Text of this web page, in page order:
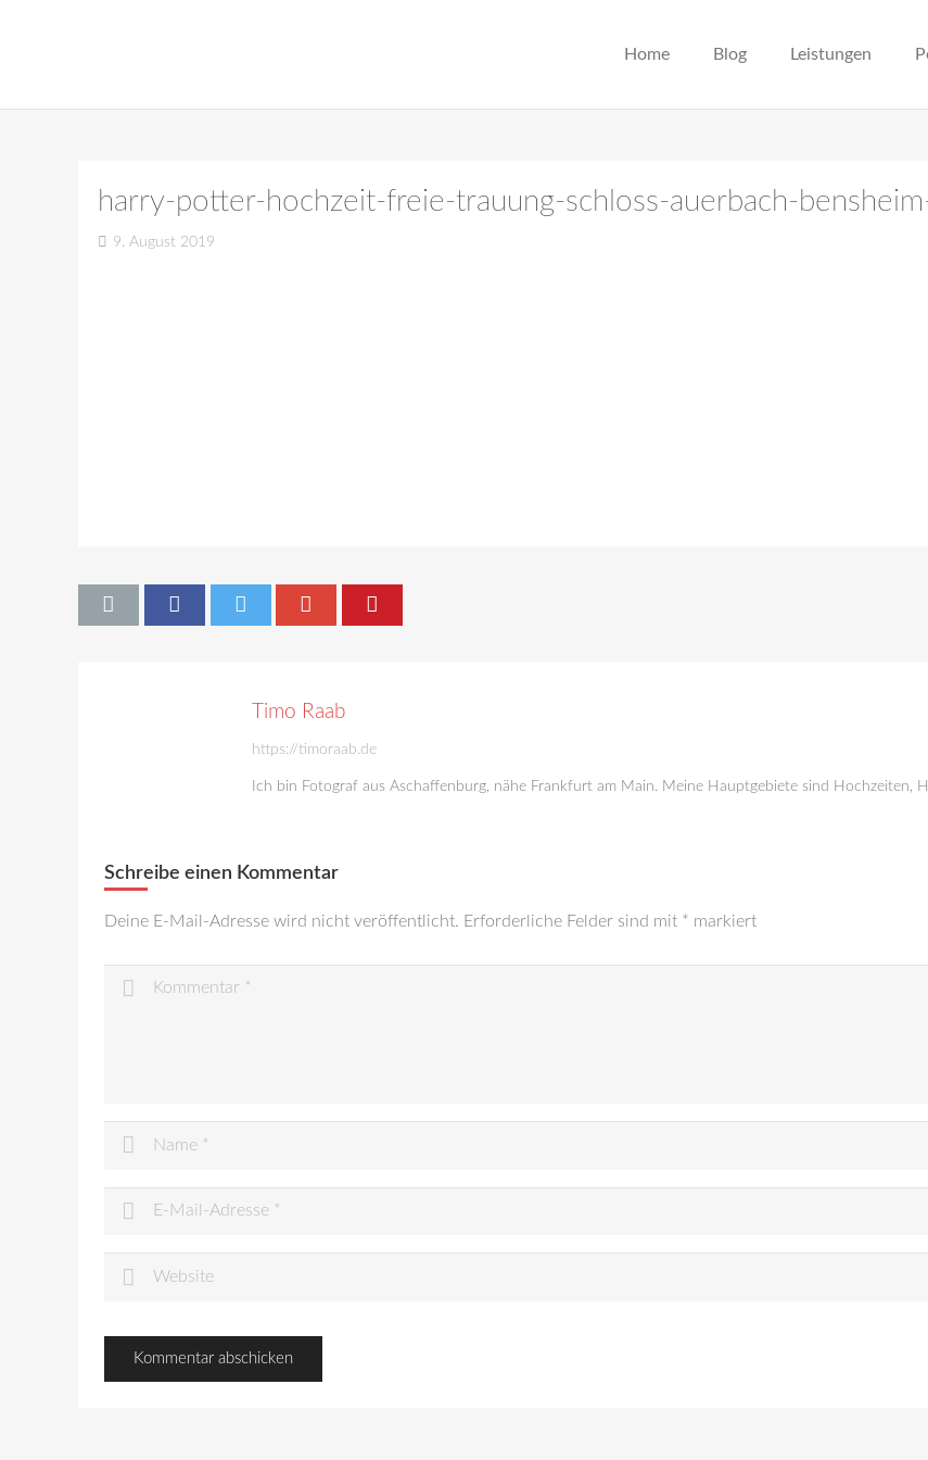
Home Blog Leistungen
harry-potter-hochzeit-freie-trauung-schloss-auerbach-
9. August 2019
Timo Raab
https://timoraab.de
Ich bin Fotograf aus Aschaffenburg, nähe Frankfurt am Main. Meine Hauptgebiete sind Hochzeiten,
Schreibe einen Kommentar
Deine E-Mail-Adresse wird nicht veröffentlicht. Erforderliche Felder sind mit * markiert